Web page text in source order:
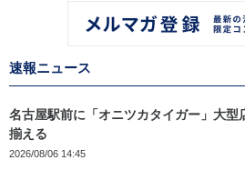
速報ニュース
名古屋駅前に「オニツカタイガー」大
揃える
2026/08/06 14:45